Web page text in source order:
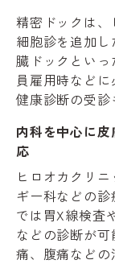
精密ドックは
細胞診を追加
臓ドックとい
員雇用時など
健康診断の受診
内科を中心に
応
ヒロオカクリ
ギー科などの
では胃X線検査
などの診断が
痛、腹痛などの